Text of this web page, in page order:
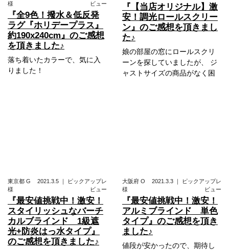
様
ビュー
『全9色！撥水＆低反発
ラグ『ホリデープラス』
約190x240cm』のご感想
を頂きました♪
落ち着いたカラーで、気に入
りました！
『【当店オリジナル】激
安！調光ロールスクリー
ン』のご感想を頂きまし
た♪
娘の部屋の窓にロールスクリ
ーンを探していましたが、 ジ
ャストサイズの商品がなく困
東京都 G
様
2021.3.5 ｜
ピックアップレ
ビュー
『最安値挑戦中！激安！
スタイリッシュなバーチ
カルブラインド 1級遮
光+防炎はっ水タイプ』
のご感想を頂きました♪
大阪府 O
様
2021.3.3 ｜
ピックアップレ
ビュー
『最安値挑戦中！激安！
アルミブラインド 単色
タイプ』のご感想を頂き
ました♪
値段が安かったので、期待し